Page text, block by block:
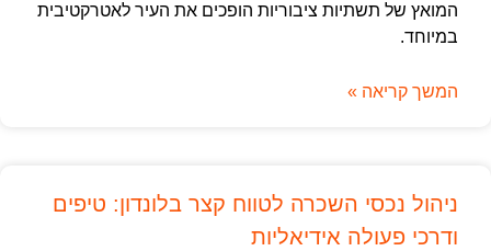
המואץ של תשתיות ציבוריות הופכים את העיר לאטרקטיבית
במיוחד.
המשך קריאה »
ניהול נכסי השכרה לטווח קצר בלונדון: טיפים
ודרכי פעולה אידיאליות